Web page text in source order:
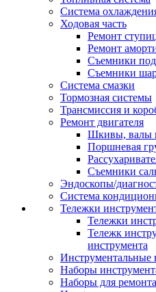
Система
Ходовая часть
Ремонт
Ремонт
Съемники
Съемники
Система смазки
Тормозная системы
Трансмиссия и
Ремонт двигателя
Шкивы, валы
Поршневая
Съемники
Эндоскопы/
Система
Тележки
Тележки
Тележк
инструмента
Инструментальные
Наборы
Наборы для